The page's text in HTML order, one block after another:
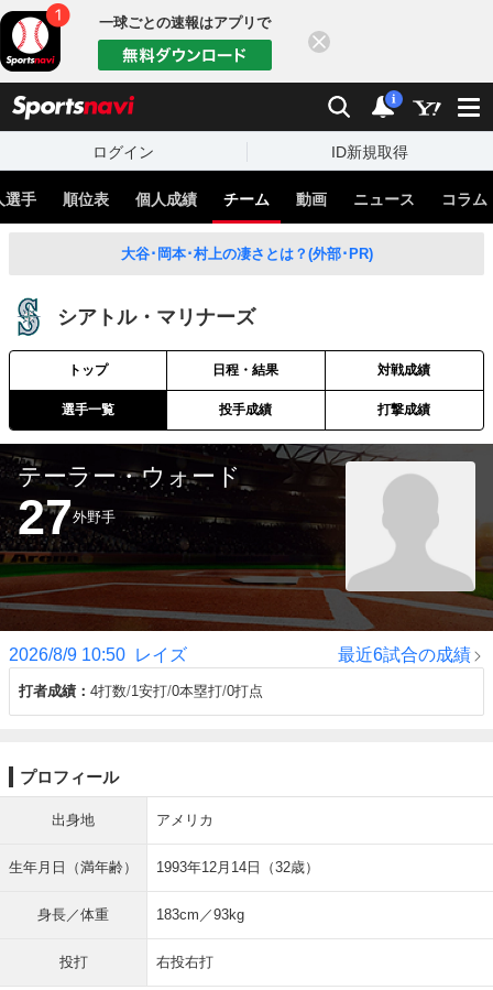
一球ごとの速報はアプリで
検索 通知
i
ログイン ID新規取得
選手 順位表 個人成績 チーム 動画 ニュース コラム
大谷･岡本･村上の凄さとは？(外部･PR)
シアトル・マリナーズ
トップ 日程・結果 対戦成績
選手一覧 投手成績 打撃成績
テーラー・ウォード
27外野手
2026/8/9 10:50 レイズ
打者成績 4打数 1安打 0本塁打 0打点
最近6試合の成績
プロフィール
出身地 アメリカ
生年月日（満年齢） 1993年12月14日（32歳）
身長／体重 183cm／93kg
投打 右投右打